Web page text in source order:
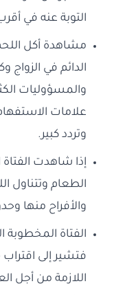
التوبة عنه في
مشاهدة أكل اللحم
الدائم في الزواج
والمسؤوليات
علامات
وتردد كبير.
إذا شاهدت
الطعام وتتناول
والأفراح منها
الفتاة المخطوبة
فتشير إلى
اللازمة من أجل